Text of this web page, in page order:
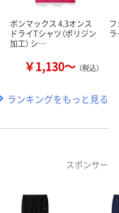
ボンマックス 4.3オンス
ドライTシャツ（ポリジン
加工） シ…
￥1,130～ （税込）
ランキングをもっと見る
スポンサー